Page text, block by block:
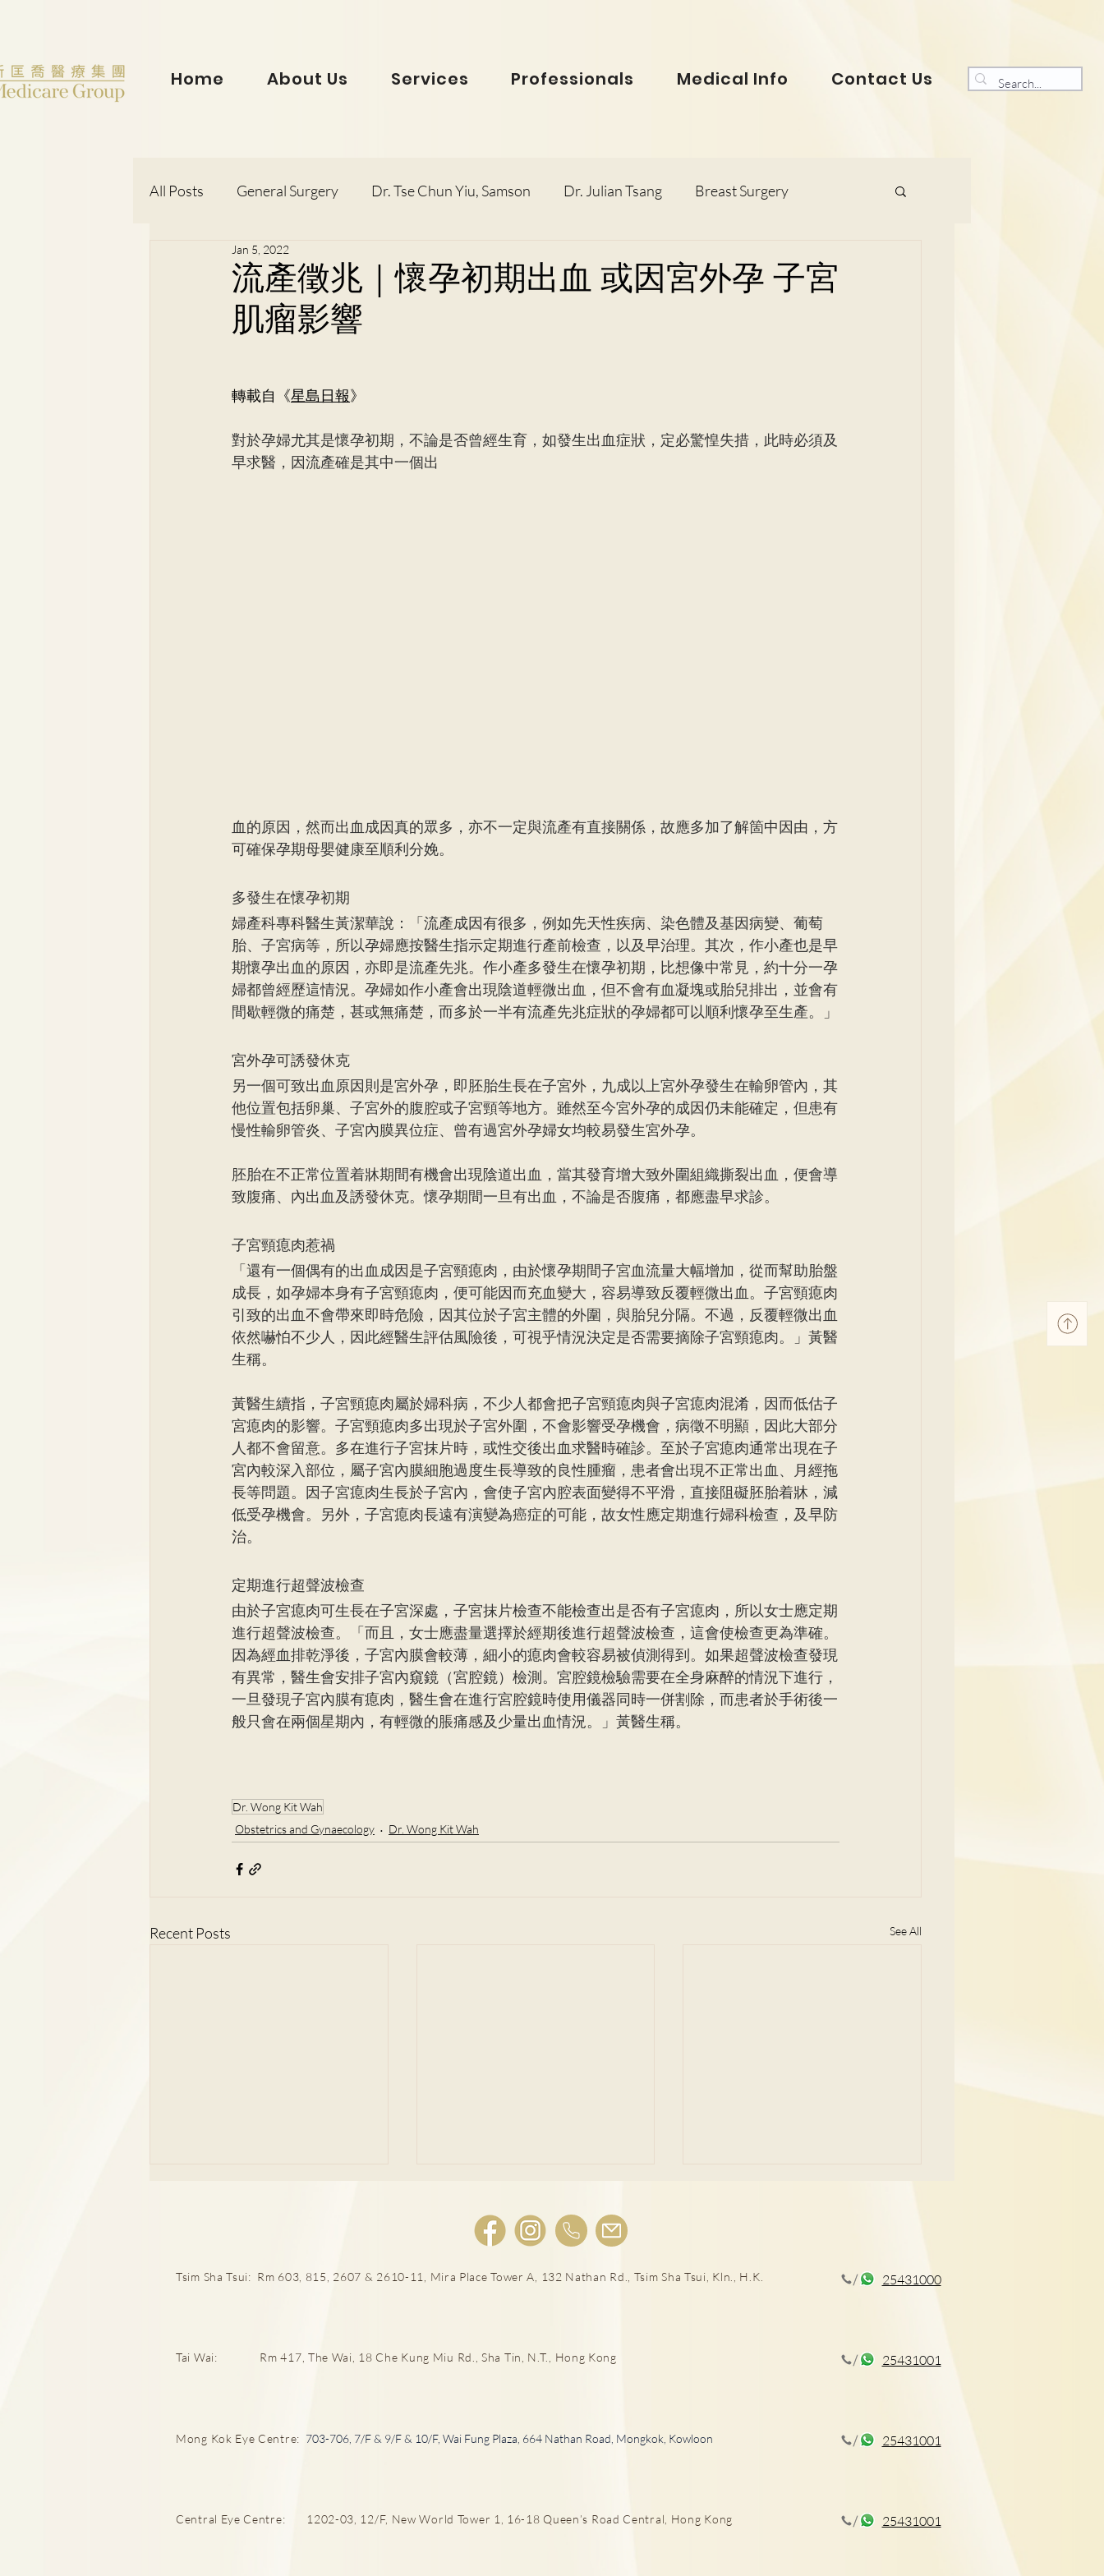
Home About Us Services Professionals Medical Info Contact Us
All Posts General Surgery Dr. Tse Chun Yiu, Samson Dr. Julian Tsang Breast Surgery
Dr. Lorraine Chow
Dr. Wong Kit Wah Dr. Lee Man Hin, Menelik
Dr. Lee Yue Kit Respiratory Medicine
Dr. Wong Ping Hong, Derek Dr. Mak Wai Kit Cardiology Dr. Victor Lee KF
流產徵兆｜懷孕初期出血 或因宮外孕 子宮
肌瘤影響
Jan 5, 2022
轉載自《星島日報》
對於孕婦尤其是懷孕初期，不論是否曾經生育，如發生出血症狀，定必驚惶失措，此時必須及
早求醫，因流產確是其中一個出
血的原因，然而出血成因真的眾多，亦不一定與流產有直接關係，故應多加了解箇中因由，方
可確保孕期母嬰健康至順利分娩。
多發生在懷孕初期
婦產科專科醫生黃潔華說：「流產成因有很多，例如先天性疾病、染色體及基因病變、葡萄
胎、子宮病等，所以孕婦應按醫生指示定期進行產前檢查，以及早治理。其次，作小產也是早
期懷孕出血的原因，亦即是流產先兆。作小產多發生在懷孕初期，比想像中常見，約十分一孕
婦都曾經歷這情況。孕婦如作小產會出現陰道輕微出血，但不會有血凝塊或胎兒排出，並會有
間歇輕微的痛楚，甚或無痛楚，而多於一半有流產先兆症狀的孕婦都可以順利懷孕至生產。」
宮外孕可誘發休克
另一個可致出血原因則是宮外孕，即胚胎生長在子宮外，九成以上宮外孕發生在輸卵管內，其
他位置包括卵巢、子宮外的腹腔或子宮頸等地方。雖然至今宮外孕的成因仍未能確定，但患有
慢性輸卵管炎、子宮內膜異位症、曾有過宮外孕婦女均較易發生宮外孕。
胚胎在不正常位置着牀期間有機會出現陰道出血，當其發育增大致外圍組織撕裂出血，便會導
致腹痛、內出血及誘發休克。懷孕期間一旦有出血，不論是否腹痛，都應盡早求診。
子宮頸瘜肉惹禍
「還有一個偶有的出血成因是子宮頸瘜肉，由於懷孕期間子宮血流量大幅增加，從而幫助胎盤
成長，如孕婦本身有子宮頸瘜肉，便可能因而充血變大，容易導致反覆輕微出血。子宮頸瘜肉
引致的出血不會帶來即時危險，因其位於子宮主體的外圍，與胎兒分隔。不過，反覆輕微出血
依然嚇怕不少人，因此經醫生評估風險後，可視乎情況決定是否需要摘除子宮頸瘜肉。」黃醫
生稱。
黃醫生續指，子宮頸瘜肉屬於婦科病，不少人都會把子宮頸瘜肉與子宮瘜肉混淆，因而低估子
宮瘜肉的影響。子宮頸瘜肉多出現於子宮外圍，不會影響受孕機會，病徵不明顯，因此大部分
人都不會留意。多在進行子宮抹片時，或性交後出血求醫時確診。至於子宮瘜肉通常出現在子
宮內較深入部位，屬子宮內膜細胞過度生長導致的良性腫瘤，患者會出現不正常出血、月經拖
長等問題。因子宮瘜肉生長於子宮內，會使子宮內腔表面變得不平滑，直接阻礙胚胎着牀，減
低受孕機會。另外，子宮瘜肉長遠有演變為癌症的可能，故女性應定期進行婦科檢查，及早防
治。
定期進行超聲波檢查
由於子宮瘜肉可生長在子宮深處，子宮抹片檢查不能檢查出是否有子宮瘜肉，所以女士應定期
進行超聲波檢查。「而且，女士應盡量選擇於經期後進行超聲波檢查，這會使檢查更為準確。
因為經血排乾淨後，子宮內膜會較薄，細小的瘜肉會較容易被偵測得到。如果超聲波檢查發現
有異常，醫生會安排子宮內窺鏡（宮腔鏡）檢測。宮腔鏡檢驗需要在全身麻醉的情況下進行，
一旦發現子宮內膜有瘜肉，醫生會在進行宮腔鏡時使用儀器同時一併割除，而患者於手術後一
般只會在兩個星期內，有輕微的脹痛感及少量出血情況。」黃醫生稱。
Dr. Wong Kit Wah
Obstetrics and Gynaecology
Dr. Wong Kit Wah
Recent Posts See All
宮外孕症狀及治療
Tsim Sha Tsui: Rm 603, 815, 2607 & 2610-11, Mira Place Tower A, 132 Nathan Rd., Tsim Sha Tsui, Kln., H.K. 25431000
Tai Wai: Rm 417, The Wai, 18 Che Kung Miu Rd., Sha Tin, N.T., Hong Kong 25431001
Mong Kok Eye Centre: 703-706, 7/F & 9/F & 10/F, Wai Fung Plaza, 664 Nathan Road, Mongkok, Kowloon 25431001
Central Eye Centre: 1202-03, 12/F, New World Tower 1, 16-18 Queen’s Road Central, Hong Kong 25431001